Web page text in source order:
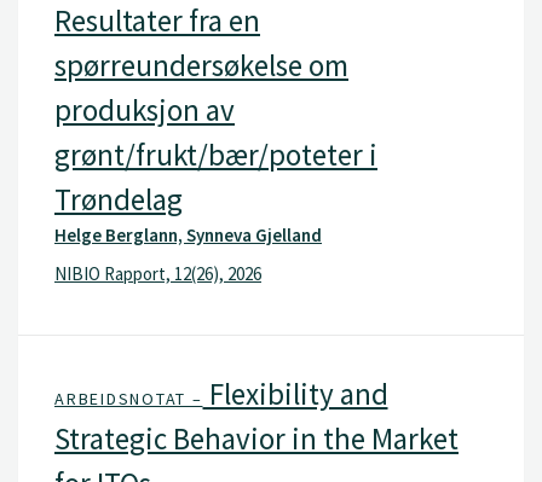
Resultater fra en
spørreundersøkelse om
produksjon av
grønt/frukt/bær/poteter i
Trøndelag
Helge Berglann, Synneva Gjelland
NIBIO Rapport, 12(26), 2026
ARBEIDSNOTAT – Flexibility and
Strategic Behavior in the Market